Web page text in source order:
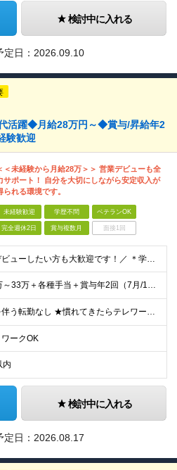
検討中に入れる
日： 2026.09.10
活躍◆月給28万円～◆賞与/昇給年2
験歓迎
＜未経験から月給28万＞＞ 営業デビューも全
サポート！ 自分を大切にしながら安定収入が
られる環境です。
未経験歓迎 学歴不問 ベテランOK
完全週休2日 賞与複数月 面接1回
＼営業デビューしたい方も大歓迎です！／ ＊学歴不問 ＊未経験OK ★営業経験者は優遇します◎ ＼こんな方にオススメです◎／ ◆新しいことにワクワクできる方 ◆会社と一緒に成長していきたいと考えている
月給28万～33万＋各種手当＋賞与年2回（7月/12月）＋インセンティブ └年2回の昇給で着実に給与アップを狙えます◎ ※経験・スキルを考慮の上、当社規定により優遇します。 ※試用期間6か月あり（資
★転居を伴う転勤なし ★慣れてきたらテレワーク＋直行直帰 └週1日程度出社 ★拠点により原則オフィス出社の場合もあり ＼各拠点のいずれかにて勤務していただきます／※希望は面接時にお伺いします ■北海
ークOK
内
検討中に入れる
日： 2026.08.17